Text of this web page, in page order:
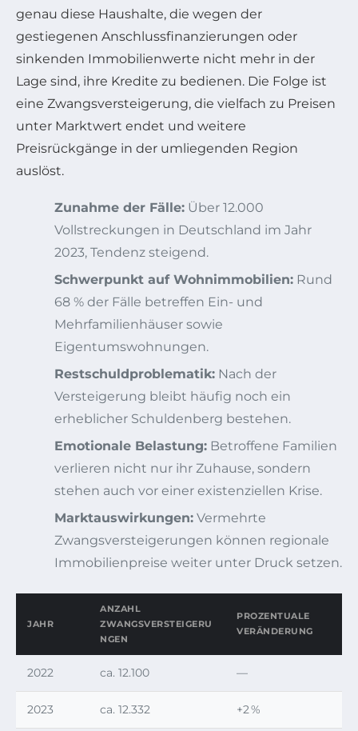
genau diese Haushalte, die wegen der
gestiegenen Anschlussfinanzierungen oder
sinkenden Immobilienwerte nicht mehr in der
Lage sind, ihre Kredite zu bedienen. Die Folge ist
eine Zwangsversteigerung, die vielfach zu Preisen
unter Marktwert endet und weitere
Preisrückgänge in der umliegenden Region
auslöst.
Zunahme der Fälle: Über 12.000
Vollstreckungen in Deutschland im Jahr
2023, Tendenz steigend.
Schwerpunkt auf Wohnimmobilien: Rund
68 % der Fälle betreffen Ein- und
Mehrfamilienhäuser sowie
Eigentumswohnungen.
Restschuldproblematik: Nach der
Versteigerung bleibt häufig noch ein
erheblicher Schuldenberg bestehen.
Emotionale Belastung: Betroffene Familien
verlieren nicht nur ihr Zuhause, sondern
stehen auch vor einer existenziellen Krise.
Marktauswirkungen: Vermehrte
Zwangsversteigerungen können regionale
Immobilienpreise weiter unter Druck setzen.
JAHR
ANZAHL
ZWANGSVERSTEIGERU
NGEN
PROZENTUALE
VERÄNDERUNG
2022 ca. 12.100 —
2023 ca. 12.332 +2 %